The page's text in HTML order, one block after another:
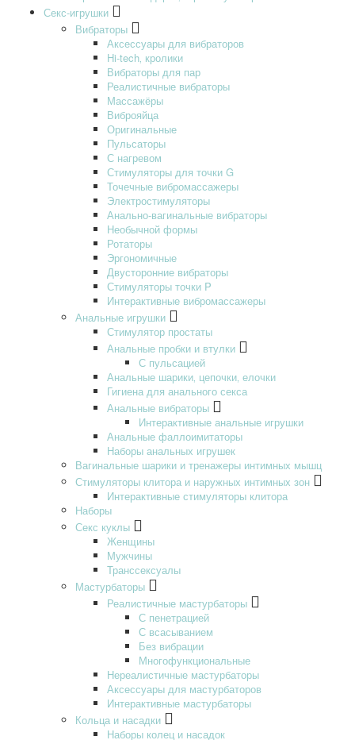
Секс-игрушки
Вибраторы
Аксессуары для вибраторов
Hi-tech‚ кролики
Вибраторы для пар
Реалистичные вибраторы
Массажёры
Виброяйца
Оригинальные
Пульсаторы
С нагревом
Стимуляторы для точки G
Точечные вибромассажеры
Электростимуляторы
Анально-вагинальные вибраторы
Необычной формы
Ротаторы
Эргономичные
Двусторонние вибраторы
Стимуляторы точки P
Интерактивные вибромассажеры
Анальные игрушки
Стимулятор простаты
Анальные пробки и втулки
С пульсацией
Анальные шарики‚ цепочки‚ елочки
Гигиена для анального секса
Анальные вибраторы
Интерактивные анальные игрушки
Анальные фаллоимитаторы
Наборы анальных игрушек
Вагинальные шарики и тренажеры интимных мышц
Стимуляторы клитора и наружных интимных зон
Интерактивные стимуляторы клитора
Наборы
Секс куклы
Женщины
Мужчины
Транссексуалы
Мастурбаторы
Реалистичные мастурбаторы
С пенетрацией
С всасыванием
Без вибрации
Многофункциональные
Нереалистичные мастурбаторы
Аксессуары для мастурбаторов
Интерактивные мастурбаторы
Кольца и насадки
Наборы колец и насадок